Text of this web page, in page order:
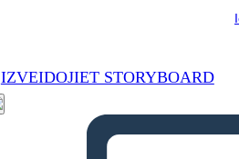
IZVEIDOJIET STORYBOARD